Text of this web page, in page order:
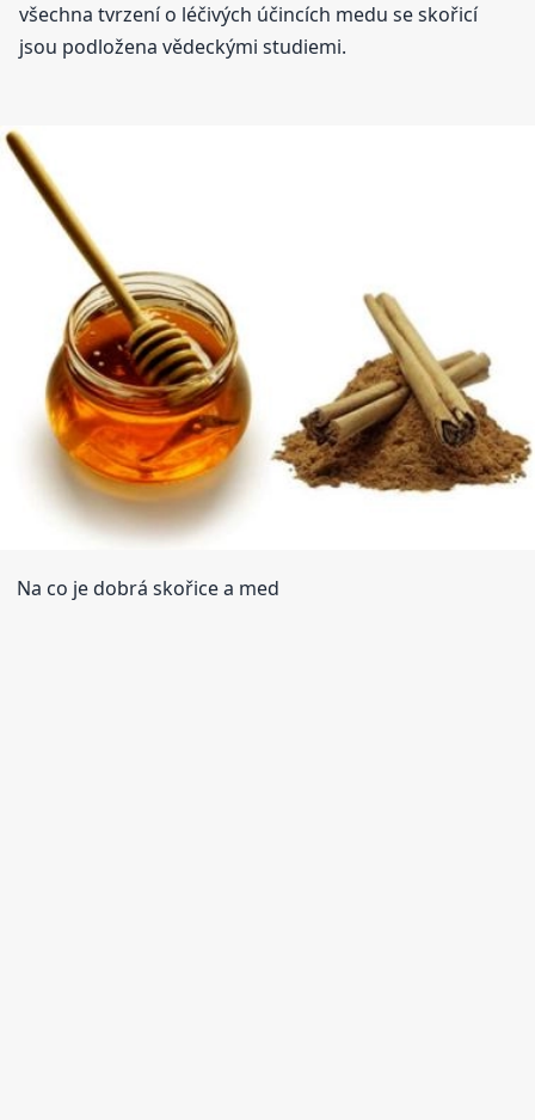
všechna tvrzení o léčivých účincích medu se skořicí
jsou podložena vědeckými studiemi.
Na co je dobrá skořice a med